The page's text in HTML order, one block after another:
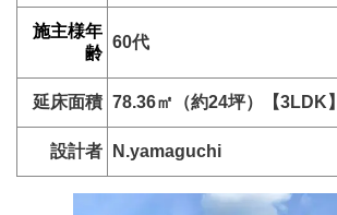
施主様年
齢
60代
延床面積 78.36㎡（約24坪）【3LDK】
設計者 N.yamaguchi